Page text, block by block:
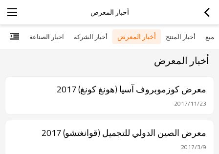
أخبار المعرض
جميع أخبار المنتج أخبار المعرض أخبار الشركة اخبار الصناعة
أخبار المعرض
معرض كوزموبروف آسيا (هونغ كونغ) 2017
2017/11/23
معرض الصين الدولي للتجميل (قوانغتشو) 2017
2017/3/9